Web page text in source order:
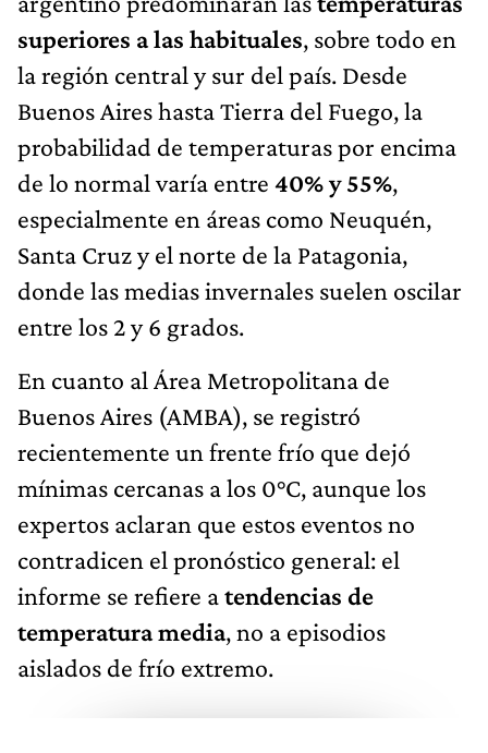
superiores a las habituales, sobre todo en
la región central y sur del país. Desde
Buenos Aires hasta Tierra del Fuego, la
probabilidad de temperaturas por encima
de lo normal varía entre 40% y 55%,
especialmente en áreas como Neuquén,
Santa Cruz y el norte de la Patagonia,
donde las medias invernales suelen oscilar
entre los 2 y 6 grados.
En cuanto al Área Metropolitana de
Buenos Aires (AMBA), se registró
recientemente un frente frío que dejó
mínimas cercanas a los 0°C, aunque los
expertos aclaran que estos eventos no
contradicen el pronóstico general: el
informe se refiere atendencias de
temperatura media, no a episodios
aislados de frío extremo.